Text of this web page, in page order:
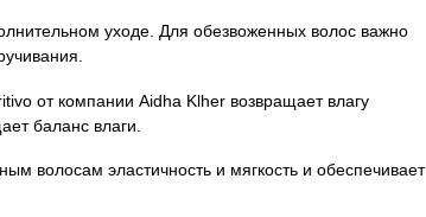
уходе. Для обезвоженных волос важно
от компании Aidha Klher возвращает влагу
баланс влаги.
волосам эластичность и мягкость и обеспечивает